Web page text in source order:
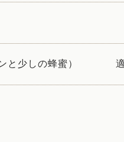
と少しの蜂蜜）